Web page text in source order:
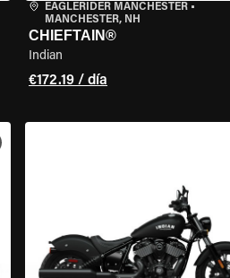
EAGLERIDER MANCHESTER•
MANCHESTER, NH
CHIEFTAIN®
Indian
€172.19 / día
VER ESPECIFICACIONES DE LA MOTO